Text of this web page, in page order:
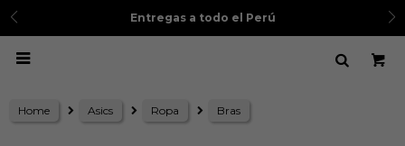
Entregas a todo el Perú

Home Asics Ropa Bras